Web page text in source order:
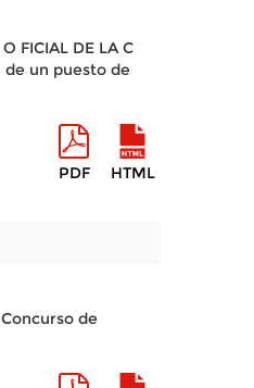
FICIAL DE LA C
de un puesto de
PDF HTML
de